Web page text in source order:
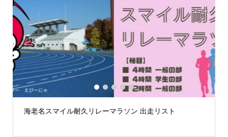
海老名スマイル耐久リレーマラソン 出走リスト
1 2 3 4 5